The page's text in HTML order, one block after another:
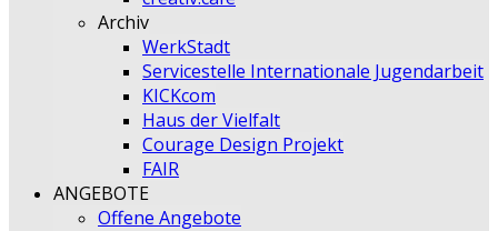
Archiv
WerkStadt
Servicestelle Internationale Jugendarbeit
KICKcom
Haus der Vielfalt
Courage Design Projekt
FAIR
ANGEBOTE
Offene Angebote